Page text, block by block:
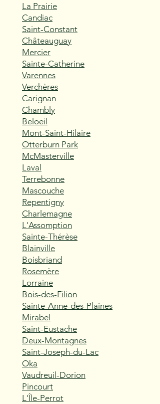
La Prairie
Candiac
Saint-Constant
Châteauguay
Mercier
Sainte-Catherine
Varennes
Verchères
Carignan
Chambly
Beloeil
Mont-Saint-Hilaire
Otterburn Park
McMasterville
Laval
Terrebonne
Mascouche
Repentigny
Charlemagne
L'Assomption
Sainte-Thérèse
Blainville
Boisbriand
Rosemère
Lorraine
Bois-des-Filion
Sainte-Anne-des-Plaines
Mirabel
Saint-Eustache
Deux-Montagnes
Saint-Joseph-du-Lac
Oka
Vaudreuil-Dorion
Pincourt
L'Île-Perrot